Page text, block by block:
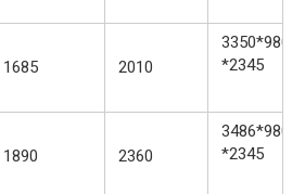
1685 2010
3350*980
*2345
1890 2360
3486*980
*2345